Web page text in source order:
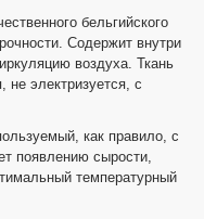
бельгийского
Содержит внутри
воздуха. Ткань
не электризуется, с
как правило, с
появлению сырости,
температурный